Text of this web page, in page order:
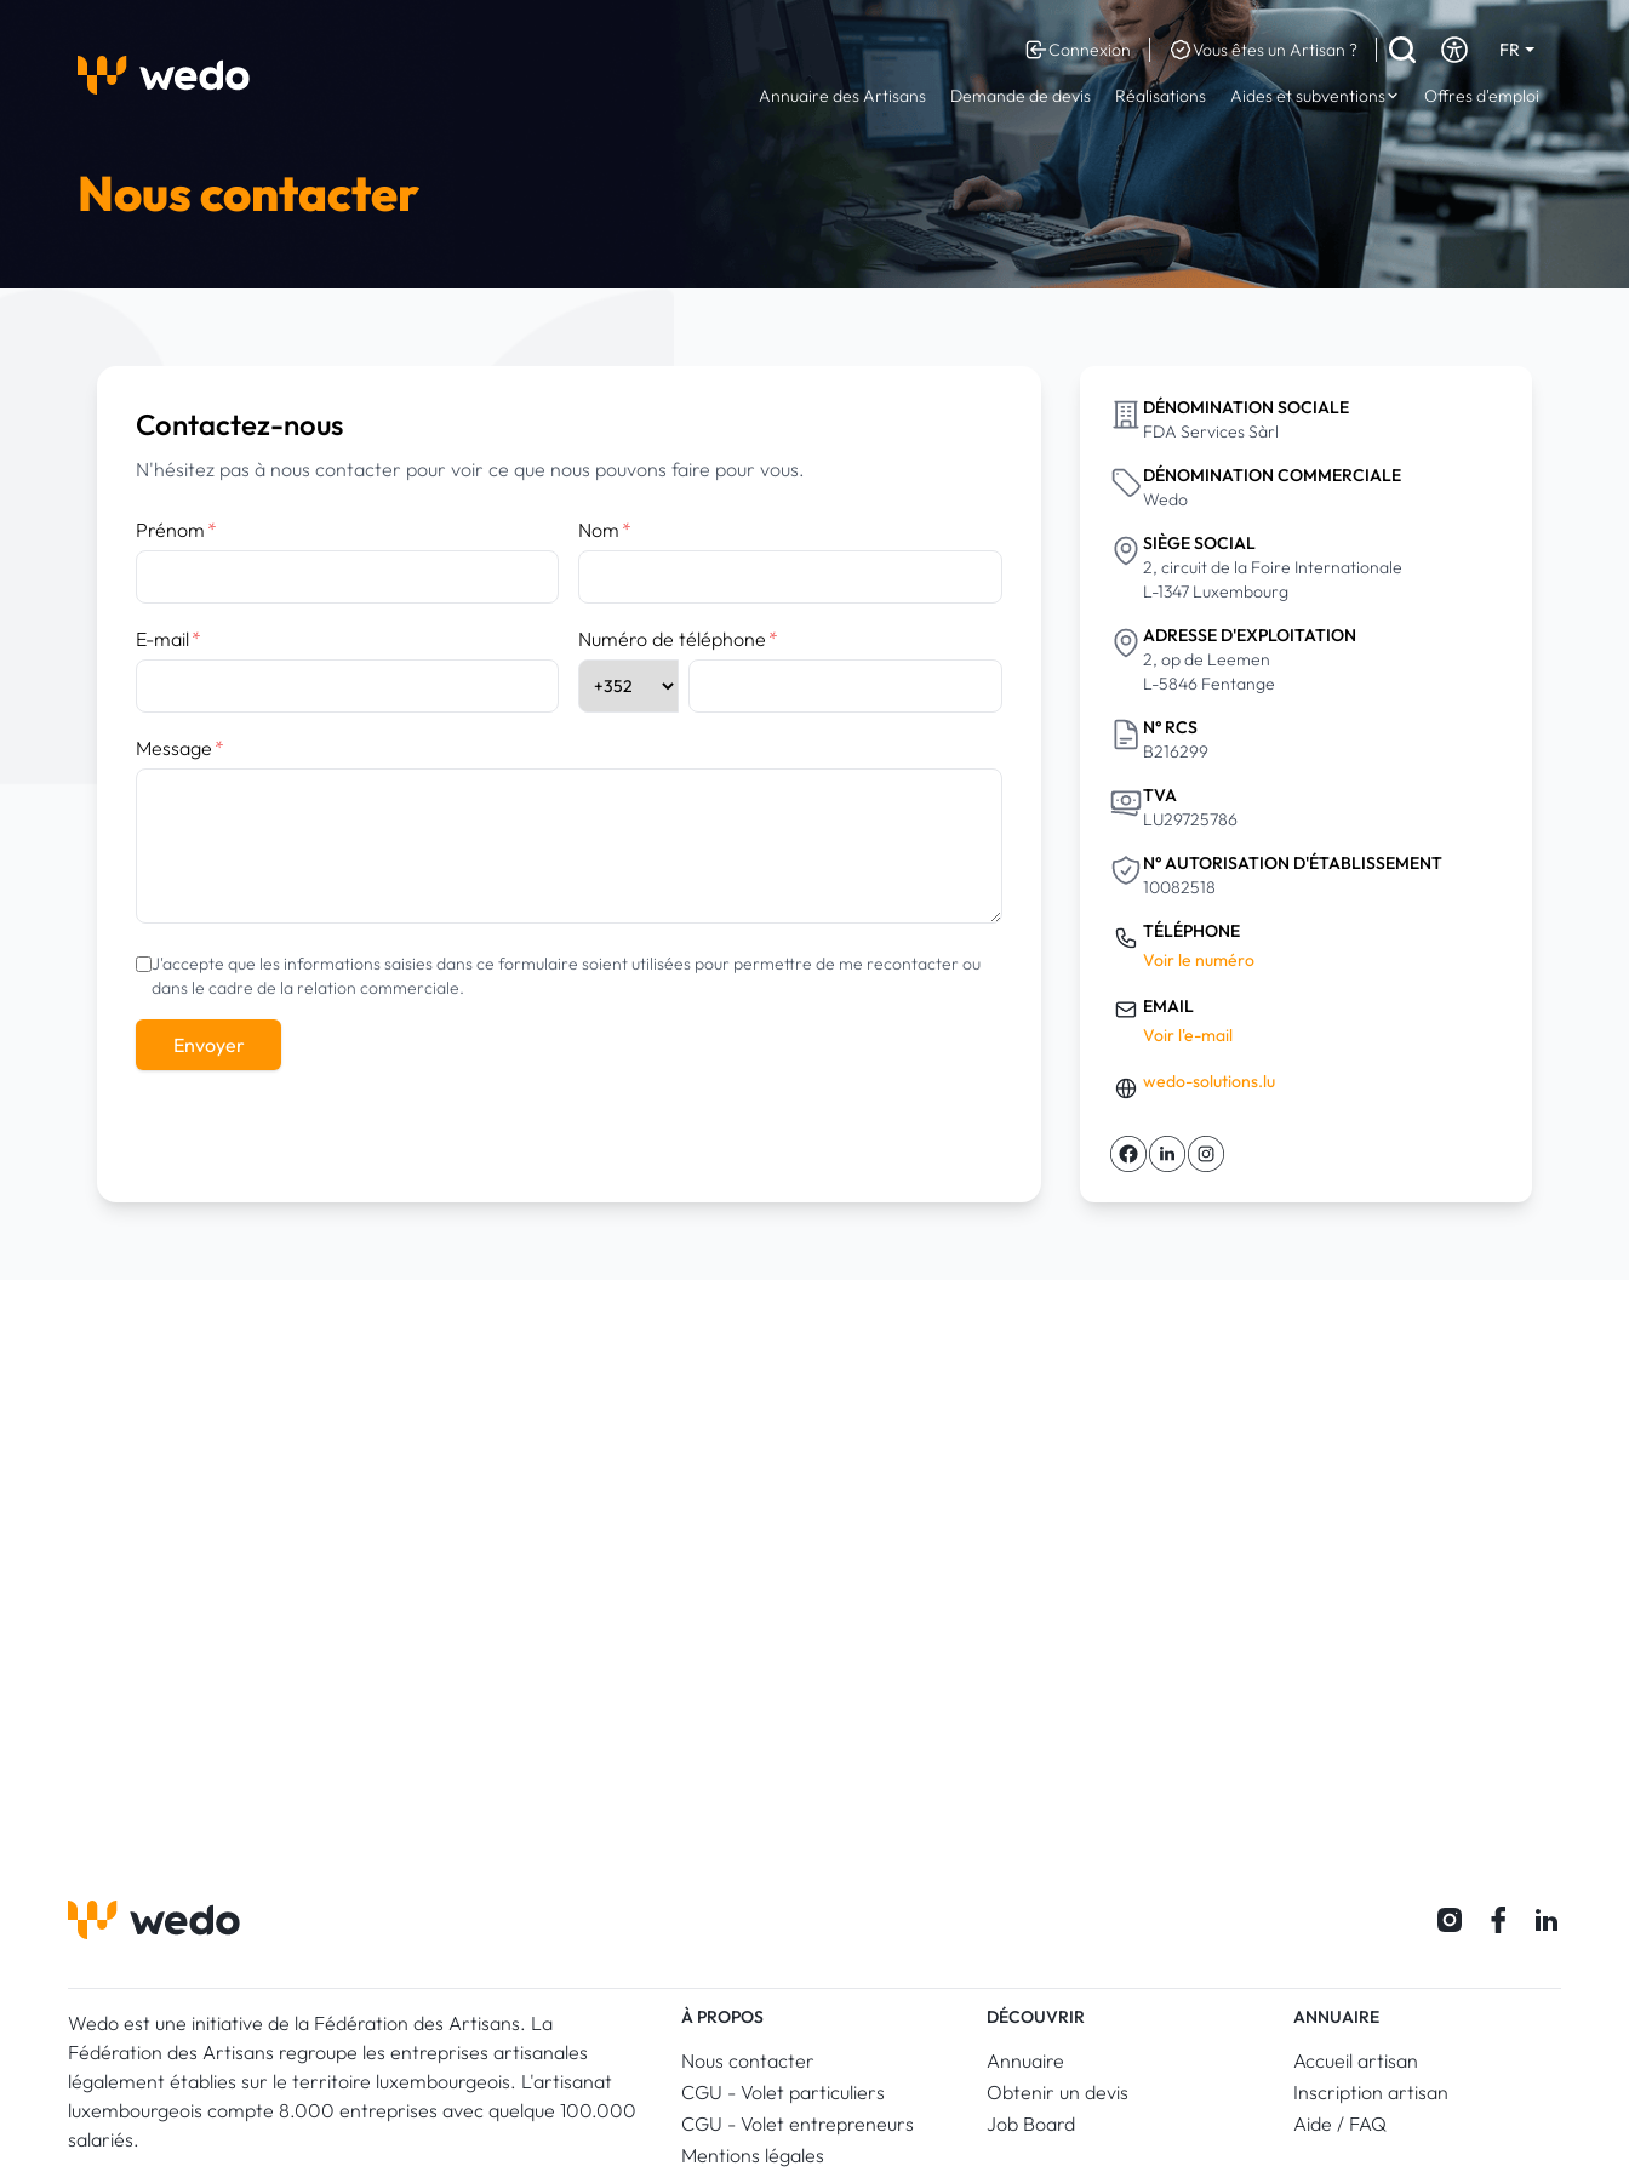
Connexion Vous êtes un Artisan ?
FR
DE
EN
Annuaire des Artisans Demande de devis Réalisations Aides et subventions Offres d'emploi
Nous contacter
Contactez-nous
N'hésitez pas à nous contacter pour voir ce que nous pouvons faire pour vous.
Prénom * Nom *
E-mail* Numéro de téléphone *
Message *
J'accepte que les informations saisies dans ce formulaire soient utilisées pour permettre de me recontacter ou
dans le cadre de la relation commerciale.
Envoyer
DÉNOMINATION SOCIALE
FDA Services Sàrl
DÉNOMINATION COMMERCIALE
Wedo
SIÈGE SOCIAL
2, circuit de la Foire Internationale
L-1347 Luxembourg
ADRESSE D'EXPLOITATION
2, op de Leemen
L-5846 Fentange
N° RCS
B216299
TVA
LU29725786
N° AUTORISATION D'ÉTABLISSEMENT
10082518
TÉLÉPHONE
Voir le numéro
EMAIL
Voir l'e-mail
wedo-solutions.lu
Wedo est une initiative de la Fédération des Artisans. La
Fédération des Artisans regroupe les entreprises artisanales
légalement établies sur le territoire luxembourgeois. L'artisanat
luxembourgeois compte 8.000 entreprises avec quelque 100.000
salariés.
À PROPOS
Nous contacter
CGU - Volet particuliers
CGU - Volet entrepreneurs
Mentions légales
DÉCOUVRIR
Annuaire
Obtenir un devis
Job Board
ANNUAIRE
Accueil artisan
Inscription artisan
Aide / FAQ